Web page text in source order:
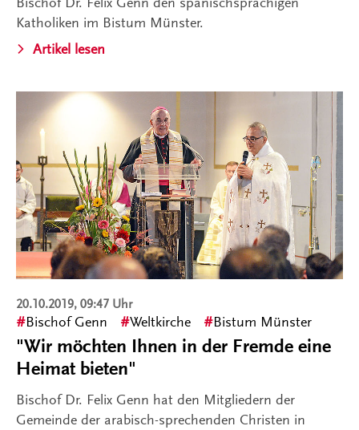
Katholiken im Bistum Münster.
Artikel lesen
20.10.2019, 09:47 Uhr
Bischof Genn Weltkirche Bistum Münster
"Wir möchten Ihnen in der Fremde eine
Heimat bieten"
Bischof Dr. Felix Genn hat den Mitgliedern der
Gemeinde der arabisch-sprechenden Christen in